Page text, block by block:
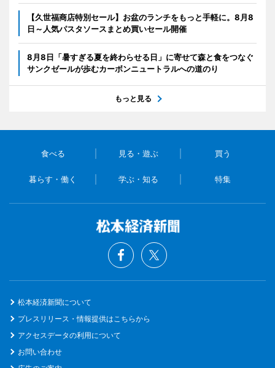
【久世福商店特別セール】お盆のランチをもっと手軽に。8月8
日～人気パスタソースまとめ買いセール開催
8月8日「暑すぎる夏を終わらせる日」に寄せて森と食をつなぐ
サンクゼールが歩むカーボンニュートラルへの道のり
もっと見る
食べる 見る・遊ぶ 買う
暮らす・働く 学ぶ・知る 特集
松本経済新聞について
プレスリリース・情報提供はこちらから
アクセスデータの利用について
お問い合わせ